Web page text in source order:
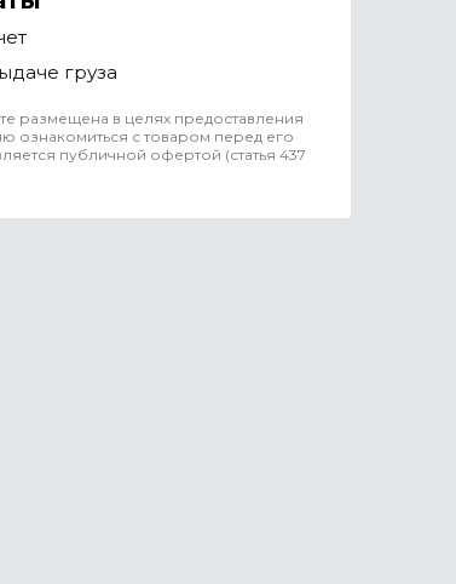
груза
размещена в целях предоставления
ознакомиться с товаром перед его
публичной офертой (статья 437